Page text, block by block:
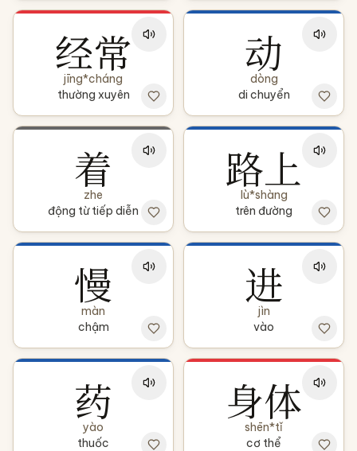
经常
jīng*cháng
thường xuyên
动
dòng
di chuyển
着
zhe
động từ tiếp diễn
路上
lù*shàng
trên đường
慢
màn
chậm
进
jìn
vào
药
yào
thuốc
身体
shēn*tǐ
cơ thể